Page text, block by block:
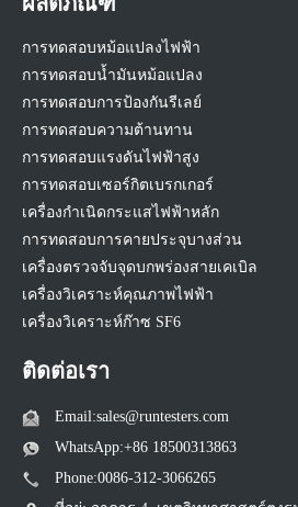
การทดสอบหม้อแปลงไฟฟ้า
การทดสอบน้ำมันหม้อแปลง
การทดสอบการป้องกันรีเลย์
การทดสอบความต้านทาน
การทดสอบแรงดันไฟฟ้าสูง
การทดสอบเซอร์กิตเบรกเกอร์
เครื่องกำเนิดกระแสไฟฟ้าหลัก
การทดสอบการคายประจุบางส่วน
เครื่องตรวจจับจุดบกพร่องสายเคเบิล
เครื่องวิเคราะห์คุณภาพไฟฟ้า
เครื่องวิเคราะห์ก๊าซ SF6
ติดต่อเรา
Email:sales@runtesters.com
WhatsApp:+86 18500313863
Phone:0086-312-3066265